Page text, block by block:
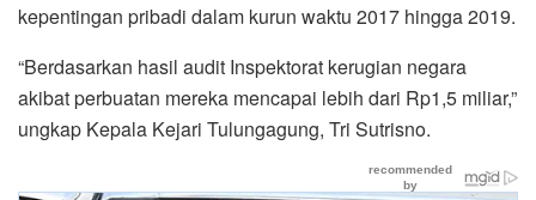
kepentingan pribadi dalam kurun waktu 2017 hingga 2019.
“Berdasarkan hasil audit Inspektorat kerugian negara
akibat perbuatan mereka mencapai lebih dari Rp1,5 miliar,”
ungkap Kepala Kejari Tulungagung, Tri Sutrisno.